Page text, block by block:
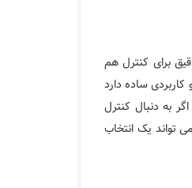
برای کنترل هم
ساده دارد
به دنبال کنترل
تواند یک انتخاب